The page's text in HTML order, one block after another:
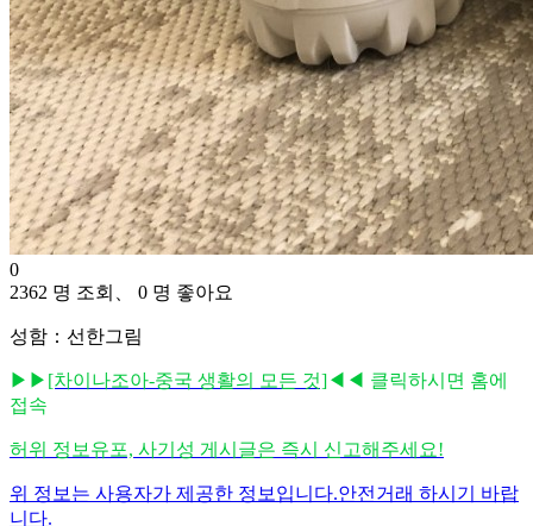
0
2362 명 조회、 0 명 좋아요
성함：선한그림
▶▶ [차이나조아-중국 생활의 모든 것]◀◀ 클릭하시면 홈에
접속
허위 정보유포, 사기성 게시글은 즉시 신고해주세요!
위 정보는 사용자가 제공한 정보입니다.안전거래 하시기 바랍
니다.